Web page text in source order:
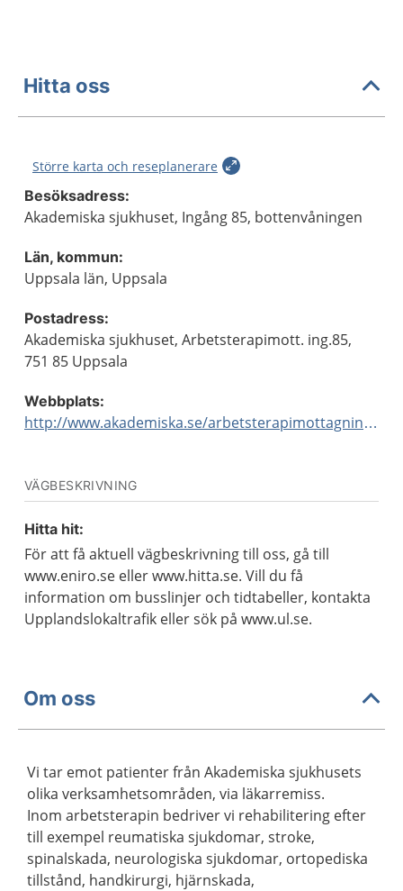
Hitta oss
Större karta och reseplanerare
Besöksadress:
Akademiska sjukhuset, Ingång 85, bottenvåningen
Län, kommun:
Uppsala län, Uppsala
Postadress:
Akademiska sjukhuset, Arbetsterapimott. ing.85,
751 85 Uppsala
Webbplats:
http://www.akademiska.se/arbetsterapimottagningen
VÄGBESKRIVNING
Hitta hit:
För att få aktuell vägbeskrivning till oss, gå till
www.eniro.se eller www.hitta.se. Vill du få
information om busslinjer och tidtabeller, kontakta
Upplandslokaltrafik eller sök på www.ul.se.
Om oss
Vi tar emot patienter från Akademiska sjukhusets
olika verksamhetsområden, via läkarremiss.
Inom arbetsterapin bedriver vi rehabilitering efter
till exempel reumatiska sjukdomar, stroke,
spinalskada, neurologiska sjukdomar, ortopediska
tillstånd, handkirurgi, hjärnskada,